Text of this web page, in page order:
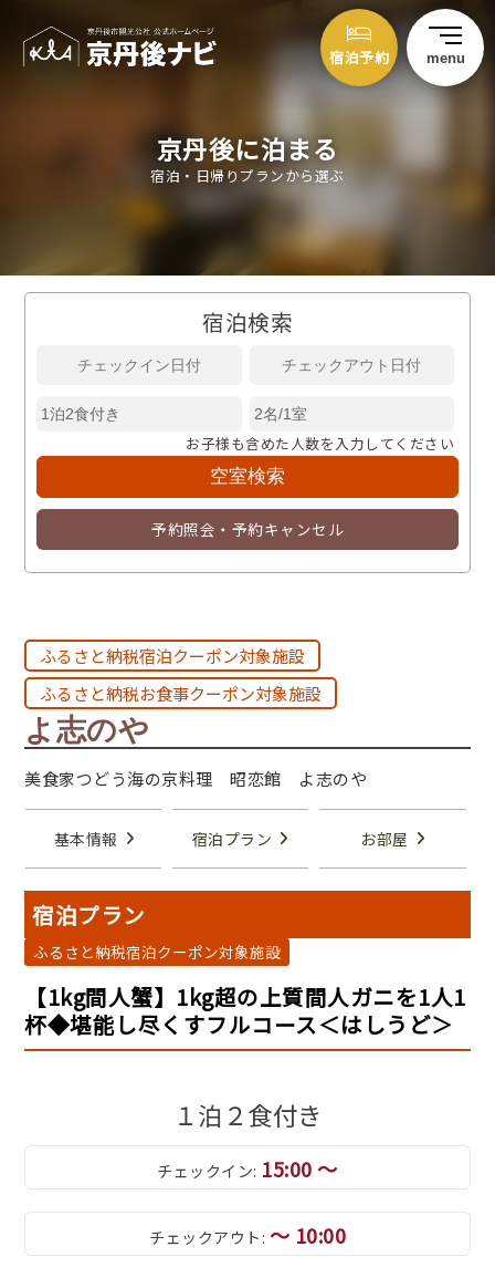
宿泊予約 menu
京丹後に泊まる
宿泊・日帰りプランから選ぶ
宿泊検索
お子様も含めた人数を入力してください
予約照会・予約キャンセル
ふるさと納税宿泊クーポン対象施設
ふるさと納税お食事クーポン対象施設
よ志のや
美食家つどう海の京料理 昭恋館 よ志のや
基本情報 宿泊プラン お部屋
宿泊プラン
ふるさと納税宿泊クーポン対象施設
【1kg間人蟹】1kg超の上質間人ガニを1人1
杯◆堪能し尽くすフルコース＜はしうど＞
１泊２食付き
チェックイン: 15:00 ～
チェックアウト: ～ 10:00